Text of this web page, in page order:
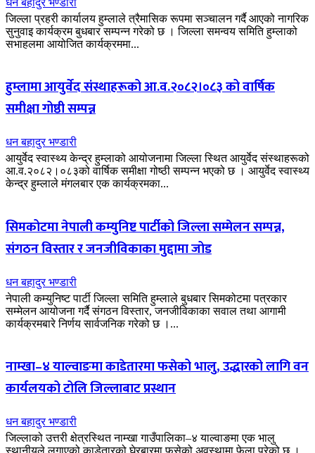
जिल्ला प्रहरी कार्यालय हुम्लाले त्रैमासिक रूपमा सञ्चालन गर्दै आएको नागरिक
सुनुवाइ कार्यक्रम बुधबार सम्पन्न गरेको छ । जिल्ला समन्वय समिति हुम्लाको
सभाहलमा आयोजित कार्यक्रममा...
हुम्लामा आयुर्वेद संस्थाहरूको आ.व.२०८२।०८३ को वार्षिक
समीक्षा गोष्ठी सम्पन्न
धन बहादुर भण्डारी
आयुर्वेद स्वास्थ्य केन्द्र हुम्लाको आयोजनामा जिल्ला स्थित आयुर्वेद संस्थाहरूको
आ.व.२०८२।०८३को वार्षिक समीक्षा गोष्ठी सम्पन्न भएको छ । आयुर्वेद स्वास्थ्य
केन्द्र हुम्लाले मंगलबार एक कार्यक्रमका...
सिमकोटमा नेपाली कम्युनिष्ट पार्टीको जिल्ला सम्मेलन सम्पन्न,
संगठन विस्तार र जनजीविकाका मुद्दामा जोड
धन बहादुर भण्डारी
नेपाली कम्युनिष्ट पार्टी जिल्ला समिति हुम्लाले बुधबार सिमकोटमा पत्रकार
सम्मेलन आयोजना गर्दै संगठन विस्तार, जनजीविकाका सवाल तथा आगामी
कार्यक्रमबारे निर्णय सार्वजनिक गरेको छ ।...
नाम्खा–४ याल्वाङमा काडेतारमा फसेको भालु, उद्धारको लागि वन
कार्यलयको टोलि जिल्लाबाट प्रस्थान
धन बहादुर भण्डारी
जिल्लाको उत्तरी क्षेत्रस्थित नाम्खा गाउँपालिका–४ याल्वाङमा एक भालु
स्थानीयले लगाएको काडेतारको घेरबारमा फसेको अवस्थामा फेला परेको छ ।